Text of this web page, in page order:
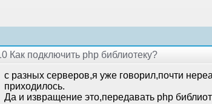
Как подключить php библиотеку?
с разных серверов,я уже говорил,почти
приходилось.
Да и извращение это,передавать php